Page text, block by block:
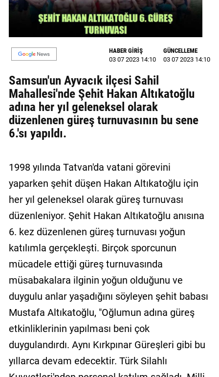
GALERİ
VİDEO
YAZARLAR
ULAŞIN
Künye
İletişim
Sözleşmesi
Kullanıcı
Sözleşmesi
HABER GİRİŞ
03 07 2023 14:10
GÜNCELLEME
03 07 2023 14:10
Samsun'un Ayvacık ilçesi Sahil
Mahallesi'nde Şehit Hakan Altıkatoğlu
adına her yıl geleneksel olarak
düzenlenen güreş turnuvasının bu sene
6.'sı yapıldı.
1998 yılında Tatvan'da vatani görevini
yaparken şehit düşen Hakan Altıkatoğlu için
her yıl geleneksel olarak güreş turnuvası
düzenleniyor. Şehit Hakan Altıkatoğlu anısına
6. kez düzenlenen güreş turnuvası yoğun
katılımla gerçekleşti. Birçok sporcunun
mücadele ettiği güreş turnuvasında
müsabakalara ilginin yoğun olduğunu ve
duygulu anlar yaşadığını söyleyen şehit babası
Mustafa Altıkatoğlu, "Oğlumun adına güreş
etkinliklerinin yapılması beni çok
duygulandırdı. Aynı Kırkpınar Güreşleri gibi bu
yıllarca devam edecektir. Türk Silahlı